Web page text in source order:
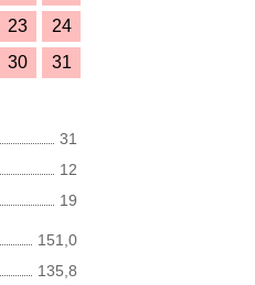
23
24
30 31
31
12
19
151,0
135,8